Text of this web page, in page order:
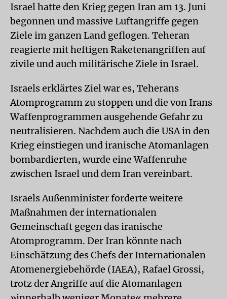
Israel hatte den Krieg gegen Iran am 13. Juni
begonnen und massive Luftangriffe gegen
Ziele im ganzen Land geflogen. Teheran
reagierte mit heftigen Raketenangriffen auf
zivile und auch militärische Ziele in Israel.
Israels erklärtes Ziel war es, Teherans
Atomprogramm zu stoppen und die von Irans
Waffenprogrammen ausgehende Gefahr zu
neutralisieren. Nachdem auch die USA in den
Krieg einstiegen und iranische Atomanlagen
bombardierten, wurde eine Waffenruhe
zwischen Israel und dem Iran vereinbart.
Israels Außenminister forderte weitere
Maßnahmen der internationalen
Gemeinschaft gegen das iranische
Atomprogramm. Der Iran könnte nach
Einschätzung des Chefs der Internationalen
Atomenergiebehörde (IAEA), Rafael Grossi,
trotz der Angriffe auf die Atomanlagen